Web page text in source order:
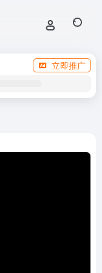
立即推广